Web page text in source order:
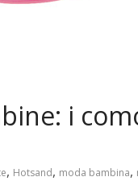
i
, Hotsand, moda bambina,